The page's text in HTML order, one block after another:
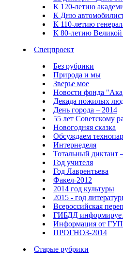
К 120-летию
К Дню
К 110-летию
К 80-летию
Спецпроект
Без рубрики
Природа и мы
Зверье мое
Новости фонда
Декада пожилых
День города – 2014
55 лет Советскому
Новогодняя сказка
Обсуждаем
Интернеделя
Тотальный диктант
Год учителя
Год Лаврентьева
Факел-2012
2014 год культуры
2015 - год
Всероссийская
ГИБДД
Информация от
ПРОГНОЗ-2014
Старые рубрики